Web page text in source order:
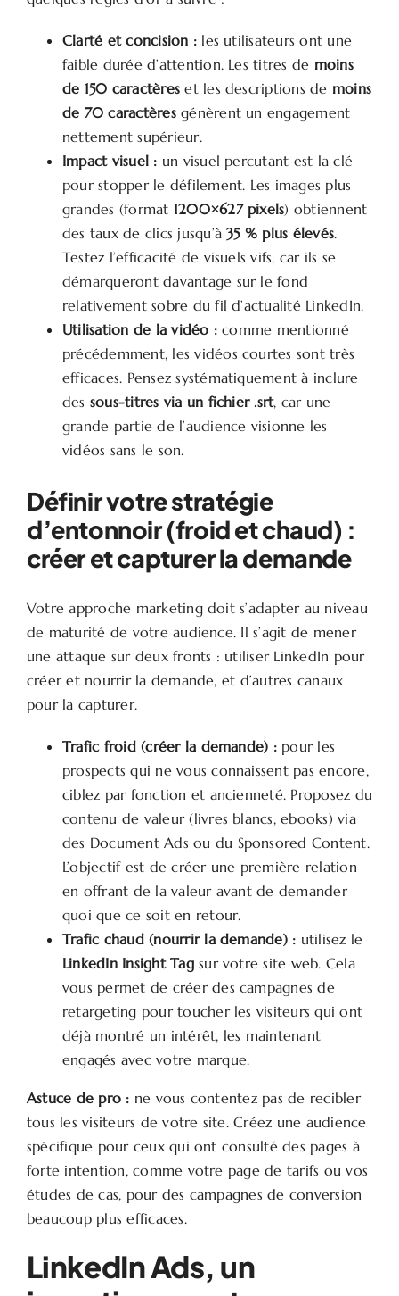
Clarté et concision : les utilisateurs ont une
faible durée d’attention. Les titres de moins
de 150 caractères et les descriptions de moins
de 70 caractèresgénèrent un engagement
nettement supérieur.
Impact visuel : un visuel percutant est la clé
pour stopper le défilement. Les images plus
grandes (format 1200×627 pixels) obtiennent
des taux de clics jusqu’à35 % plus élevés.
Testez l’efficacité de visuels vifs, car ils se
démarqueront davantage sur le fond
relativement sobre du fil d’actualité LinkedIn.
Utilisation de la vidéo :comme mentionné
précédemment, les vidéos courtes sont très
efficaces. Pensez systématiquement à inclure
des sous-titres via un fichier .srt, car une
grande partie de l’audience visionne les
vidéos sans le son.
Définir votre stratégie
d’entonnoir (froid et chaud) :
créer et capturer la demande
Votre approche marketing doit s’adapter au niveau
de maturité de votre audience. Il s’agit de mener
une attaque sur deux fronts : utiliser LinkedIn pour
créer et nourrir la demande, et d’autres canaux
pour la capturer.
Trafic froid (créer la demande) :pour les
prospects qui ne vous connaissent pas encore,
ciblez par fonction et ancienneté. Proposez du
contenu de valeur (livres blancs, ebooks) via
des Document Ads ou du Sponsored Content.
L’objectif est de créer une première relation
en offrant de la valeur avant de demander
quoi que ce soit en retour.
Trafic chaud (nourrir la demande) : utilisez le
LinkedIn Insight Tagsur votre site web. Cela
vous permet de créer des campagnes de
retargeting pour toucher les visiteurs qui ont
déjà montré un intérêt, les maintenant
engagés avec votre marque.
Astuce de pro : ne vous contentez pas de recibler
tous les visiteurs de votre site. Créez une audience
spécifique pour ceux qui ont consulté des pages à
forte intention, comme votre page de tarifs ou vos
études de cas, pour des campagnes de conversion
beaucoup plus efficaces.
LinkedIn Ads, un